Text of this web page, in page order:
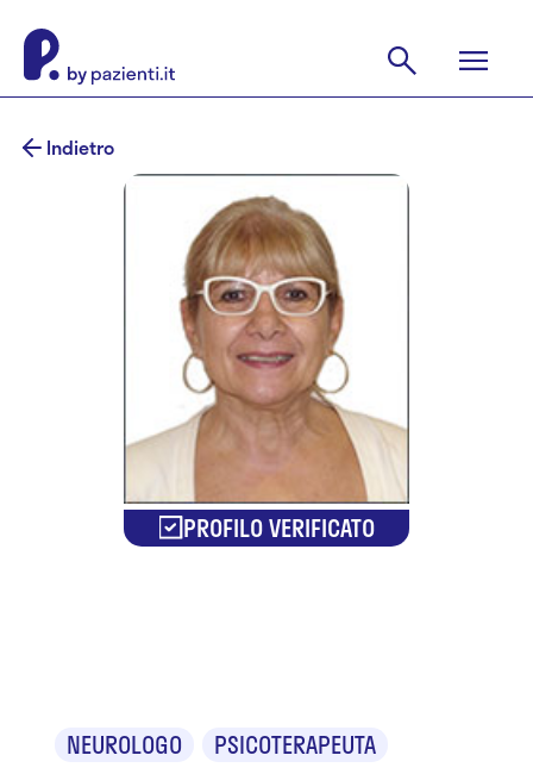
Indietro
PROFILO VERIFICATO
NEUROLOGO PSICOTERAPEUTA